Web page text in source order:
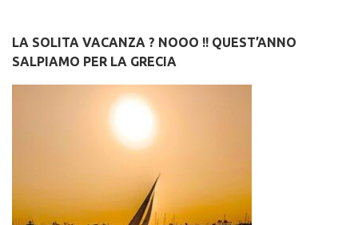
LA SOLITA VACANZA ? NOOO !! QUEST’ANNO
SALPIAMO PER LA GRECIA